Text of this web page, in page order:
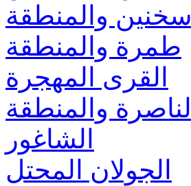
سخنين والمنطقة
طمرة والمنطقة
القرى المهجرة
الناصرة والمنطقة
الشاغور
الجولان المحتل